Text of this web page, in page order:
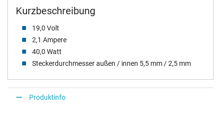
Kurzbeschreibung
19,0 Volt
2,1 Ampere
40,0 Watt
Steckerdurchmesser außen / innen 5,5 mm / 2,5 mm
Produktinfo